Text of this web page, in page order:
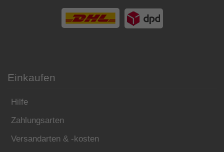
Einkaufen
Hilfe
Zahlungsarten
Versandarten & -kosten